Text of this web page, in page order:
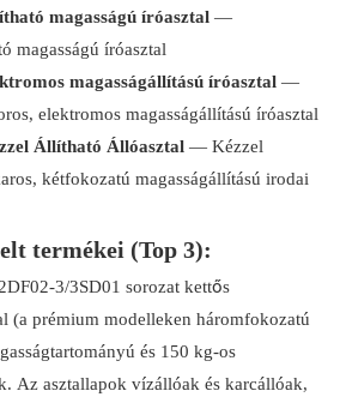
magasságú íróasztal —
magasságú íróasztal
magasságállítású íróasztal —
elektromos magasságállítású íróasztal
Állítható Állóasztal — Kézzel
kétfokozatú magasságállítású irodai
termékei (Top 3):
3/3SD01 sorozat kettős
(a prémium modelleken háromfokozatú
és 150 kg-os
Az asztallapok vízállóak és karcállóak,